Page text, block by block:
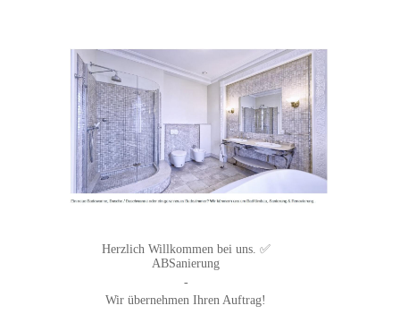
Herzlich Willkommen bei uns. ✅
ABSanierung
-
Wir übernehmen Ihren Auftrag!